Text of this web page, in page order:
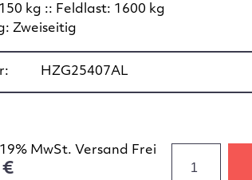
kg :: Feldlast: 1600 kg
Zweiseitig
HZG25407AL
MwSt. Versand Frei